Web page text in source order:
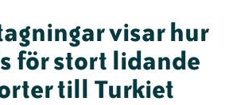
visar hur
för stort lidande
till Turkiet